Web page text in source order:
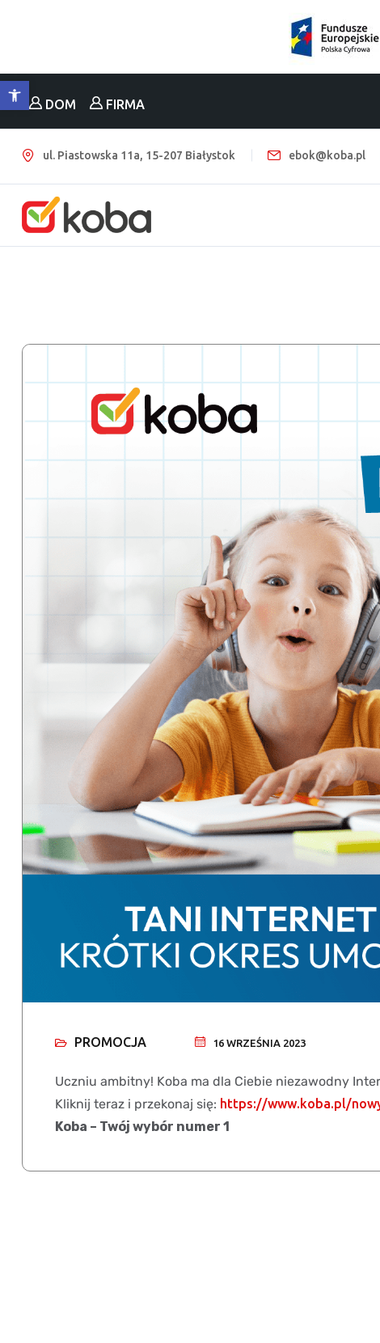
DOM FIRMA
ul. Piastowska 11a, 15-207 Białystok ebok@koba.pl
PROMOCJA 16 WRZEŚNIA 2023
Uczniu ambitny! Koba ma dla Ciebie niezawodny
Kliknij teraz i przekonaj się: https://www.koba.pl/
Koba – Twój wybór numer 1
Otwórz pasek narzędzi